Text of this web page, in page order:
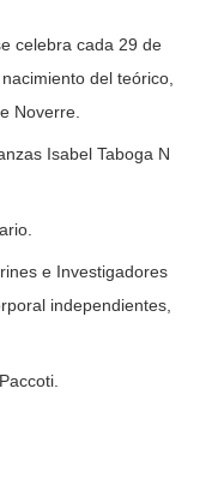
celebra cada 29 de
del teórico,
Noverre.
Isabel Taboga N
e Investigadores
independientes,